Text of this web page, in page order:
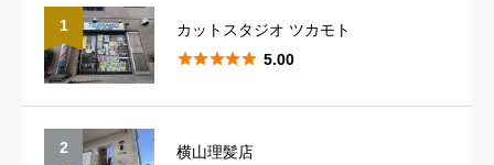
星の数をお選びください  
1
カットスタジオ ツカモト
 5.00
2
横山理髪店